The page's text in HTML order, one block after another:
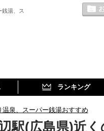
湯、ス
ランキング
泉、スーパー銭湯おすすめ
駅(広島県)近く